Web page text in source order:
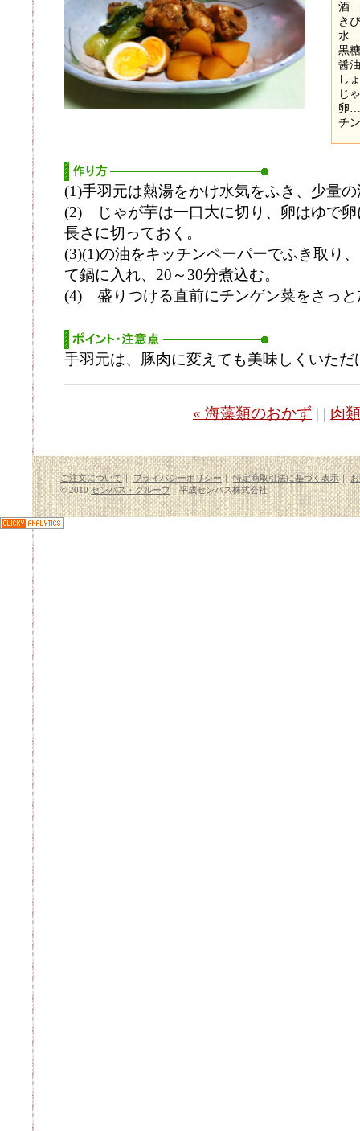
酒…
き
水
黒
醤
し
じ
卵
チ
(1)手羽元は熱湯をかけ水気をふき、少量
(2) じゃが芋は一口大に切り、卵はゆで
長さに切っておく。
(3)(1)の油をキッチンペーパーでふき取り
て鍋に入れ、20～30分煮込む。
(4) 盛りつける直前にチンゲン菜をさっと
手羽元は、豚肉に変えても美味しくいただ
« 海藻類のおかず | | 肉
ご注文について｜プライバシーポリシー｜特定商取引法に基づく表示｜
© 2010センバス・グループ平成センバス株式会社